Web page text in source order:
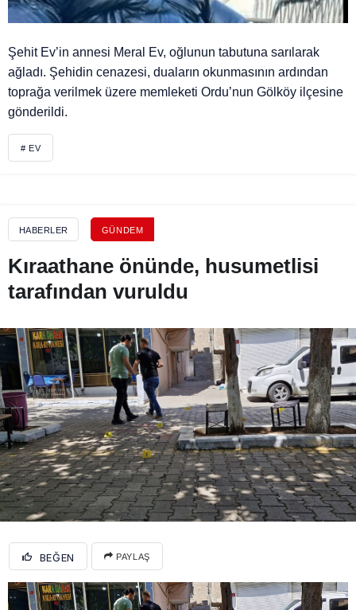
Şehit Ev’in annesi Meral Ev, oğlunun tabutuna sarılarak
ağladı. Şehidin cenazesi, duaların okunmasının ardından
toprağa verilmek üzere memleketi Ordu’nun Gölköy ilçesine
gönderildi.
# EV
HABERLER GÜNDEM
Kıraathane önünde, husumetlisi
tarafından vuruldu
BEĞEN PAYLAŞ